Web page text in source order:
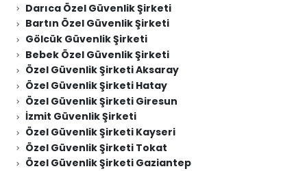
Darıca Özel Güvenlik Şirketi
Bartın Özel Güvenlik Şirketi
Gölcük Güvenlik Şirketi
Bebek Özel Güvenlik Şirketi
Özel Güvenlik Şirketi Aksaray
Özel Güvenlik Şirketi Hatay
Özel Güvenlik Şirketi Giresun
İzmit Güvenlik Şirketi
Özel Güvenlik Şirketi Kayseri
Özel Güvenlik Şirketi Tokat
Özel Güvenlik Şirketi Gaziantep